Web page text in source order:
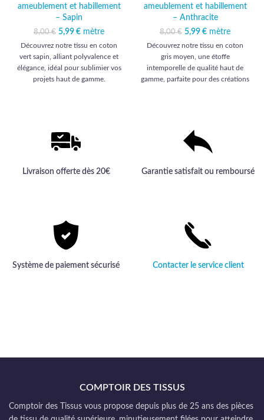
ameublement et habillement
– Sapin
8,00€ Le prix initial était :
5,99 € Le prix actuel
est : 5,99 €.
mètre
Découvrez notre tissu en coton
vert sapin, alliant polyvalence et
élégance, idéal pour sublimier vos
projets haut de gamme.
ameublement et habillement
– Anthracite
8,00€ Le prix initial était :
5,99 € Le prix actuel
est : 5,99 €.
mètre
Découvrez notre tissu en coton
gris moyen, une étoffe
intemporelle de qualité haut de
gamme, parfaite pour des créations
Livraison offerte dès 20€ Garantie satisfait ou remboursé
Système de paiement sécurisé Contacter le service client
COMPTOIR DES TISSUS
Comptoir des Tissus vous propose depuis plus de 25 ans des pièces